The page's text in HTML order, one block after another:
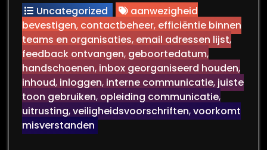
Uncategorized
aanwezigheid
bevestigen, contactbeheer, efficiëntie binnen
teams en organisaties, email adressen lijst,
feedback ontvangen, geboortedatum,
handschoenen, inbox georganiseerd houden,
inhoud, inloggen, interne communicatie, juiste
toon gebruiken, opleiding communicatie,
uitrusting,veiligheidsvoorschriften,voorkomt
misverstanden